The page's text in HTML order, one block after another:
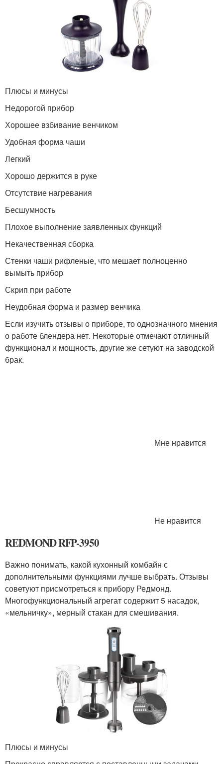
Плюсы и минусы
Недорогой прибор
Хорошее взбивание венчиком
Удобная форма чаши
Легкий
Хорошо держится в руке
Отсутствие нагревания
Бесшумность
Плохое выполнение заявленных функций
Некачественная сборка
Стенки чаши рифленые, что мешает полноценно
вымыть прибор
Скрип при работе
Неудобная форма и размер венчика
Если изучить отзывы о приборе, то однозначного мнения
о работе блендера нет. Некоторые отмечают отличный
функционал и мощность, другие же сетуют на заводской
брак.
Мне нравится
Не нравится
REDMOND RFP-3950
Важно понимать, какой кухонный комбайн с
дополнительными функциями лучше выбрать. Отзывы
советуют присмотреться к прибору Редмонд.
Многофункциональный агрегат содержит 5 насадок,
«мельничку», мерный стакан для смешивания.
Плюсы и минусы